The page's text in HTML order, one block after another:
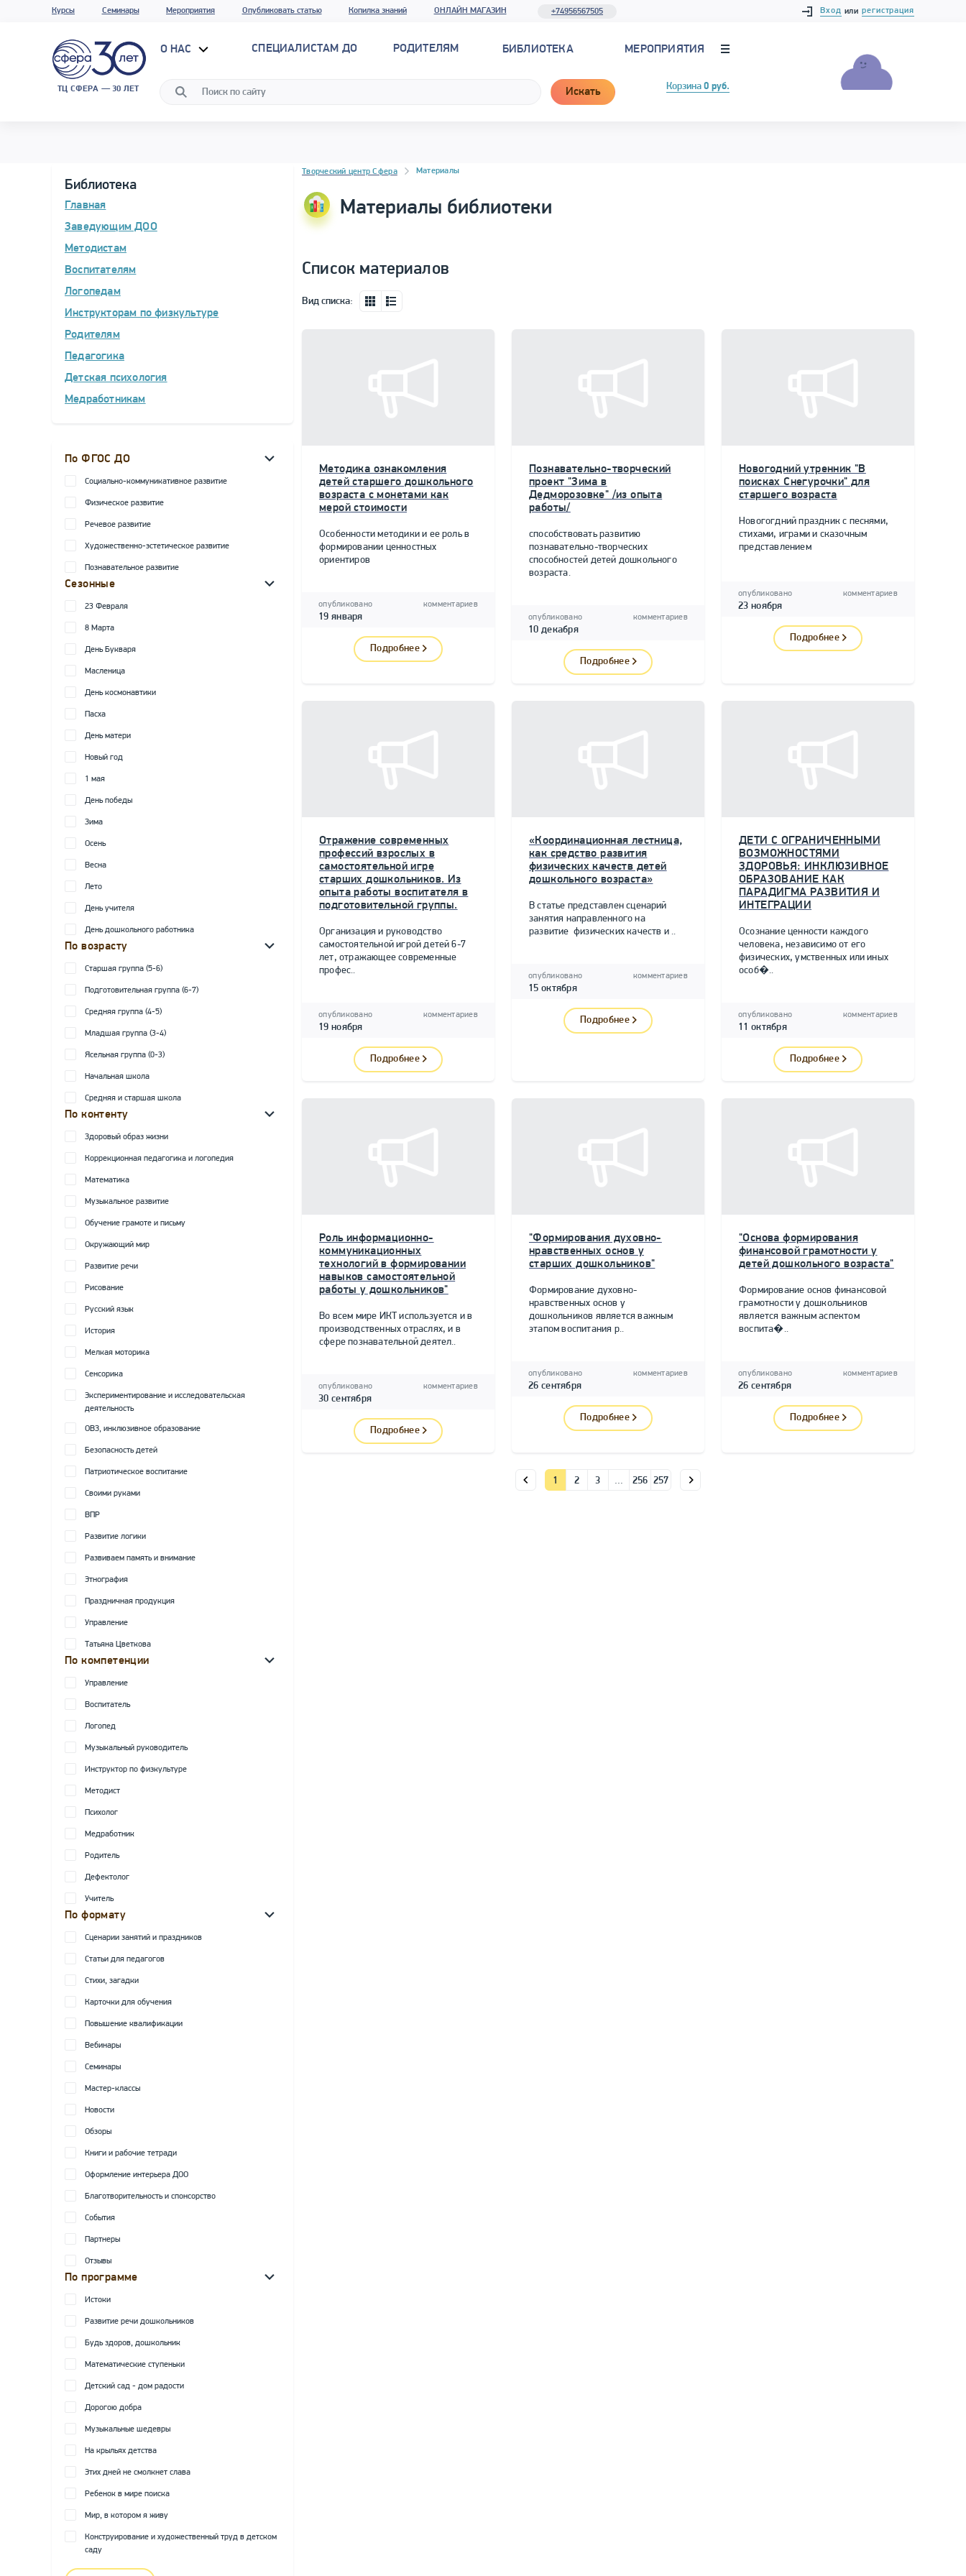
Курсы Семинары Мероприятия Опубликовать статью Копилка знаний ОНЛАЙН МАГАЗИН +74956567505 Вход или регистрация
ТЦ СФЕРА — 30 ЛЕТ
О НАС СПЕЦИАЛИСТАМ ДО РОДИТЕЛЯМ БИБЛИОТЕКА МЕРОПРИЯТИЯ
Искать Корзина 0 руб.
Библиотека
Главная
Заведующим ДОО
Методистам
Воспитателям
Логопедам
Инструкторам по физкультуре
Родителям
Педагогика
Детская психология
Медработникам
По ФГОС ДО
Социально-коммуникативное развитие
Физическое развитие
Речевое развитие
Художественно-эстетическое развитие
Познавательное развитие
Сезонные
23 Февраля
8 Марта
День Букваря
Масленица
День космонавтики
Пасха
День матери
Новый год
1 мая
День победы
Зима
Осень
Весна
Лето
День учителя
День дошкольного работника
По возрасту
Старшая группа (5-6)
Подготовительная группа (6-7)
Средняя группа (4-5)
Младшая группа (3-4)
Ясельная группа (0-3)
Начальная школа
Средняя и старшая школа
По контенту
Здоровый образ жизни
Коррекционная педагогика и логопедия
Математика
Музыкальное развитие
Обучение грамоте и письму
Окружающий мир
Развитие речи
Рисование
Русский язык
История
Мелкая моторика
Сенсорика
Экспериментирование и исследовательская
деятельность
ОВЗ, инклюзивное образование
Безопасность детей
Патриотическое воспитание
Своими руками
ВПР
Развитие логики
Развиваем память и внимание
Этнография
Праздничная продукция
Управление
Татьяна Цветкова
По компетенции
Управление
Воспитатель
Логопед
Музыкальный руководитель
Инструктор по физкультуре
Методист
Психолог
Медработник
Родитель
Дефектолог
Учитель
По формату
Сценарии занятий и праздников
Статьи для педагогов
Стихи, загадки
Карточки для обучения
Повышение квалификации
Вебинары
Семинары
Мастер-классы
Новости
Обзоры
Книги и рабочие тетради
Оформление интерьера ДОО
Благотворительность и спонсорство
События
Партнеры
Отзывы
По программе
Истоки
Развитие речи дошкольников
Будь здоров, дошкольник
Математические ступеньки
Детский сад - дом радости
Дорогою добра
Музыкальные шедевры
На крыльях детства
Этих дней не смолкнет слава
Ребенок в мире поиска
Мир, в котором я живу
Конструирование и художественный труд в детском
саду
Блок новостей
Творческий центр Сфера Материалы
Материалы библиотеки
Список материалов
Вид списка:
Методика ознакомления
детей старшего дошкольного
возраста с монетами как
мерой стоимости
Особенности методики и ее роль в
формировании ценностных
ориентиров
опубликовано
19 января
комментариев
Подробнее
Познавательно-творческий
проект "Зима в
Дедморозовке" /из опыта
работы/
способствовать развитию
познавательно-творческих
способностей детей дошкольного
возраста.
опубликовано
10 декабря
комментариев
Подробнее
Новогодний утренник "В
поисках Снегурочки" для
старшего возраста
Новогогдний праздник с песнями,
стихами, играми и сказочным
представлением
опубликовано
23 ноября
комментариев
Подробнее
Отражение современных
профессий взрослых в
самостоятельной игре
старших дошкольников. Из
опыта работы воспитателя в
подготовительной группы.
Организация и руководство
самостоятельной игрой детей 6-7
лет, отражающее современные
профес..
опубликовано
19 ноября
комментариев
Подробнее
«Координационная лестница,
как средство развития
физических качеств детей
дошкольного возраста»
В статье представлен сценарий
занятия направленного на
развитие физических качеств и ..
опубликовано
15 октября
комментариев
Подробнее
ДЕТИ С ОГРАНИЧЕННЫМИ
ВОЗМОЖНОСТЯМИ
ЗДОРОВЬЯ: ИНКЛЮЗИВНОЕ
ОБРАЗОВАНИЕ КАК
ПАРАДИГМА РАЗВИТИЯ И
ИНТЕГРАЦИИ
Осознание ценности каждого
человека, независимо от его
физических, умственных или иных
особ�..
опубликовано
11 октября
комментариев
Подробнее
Роль информационно-
коммуникационных
технологий в формировании
навыков самостоятельной
работы у дошкольников"
Во всем мире ИКТ используется и в
производственных отраслях, и в
сфере познавательной деятел..
опубликовано
30 сентября
комментариев
Подробнее
"Формирования духовно-
нравственных основ у
старших дошкольников"
Формирование духовно-
нравственных основ у
дошкольников является важным
этапом воспитания р..
опубликовано
26 сентября
комментариев
Подробнее
"Основа формирования
финансовой грамотности у
детей дошкольного возраста"
Формирование основ финансовой
грамотности у дошкольников
является важным аспектом
воспита�..
опубликовано
26 сентября
комментариев
Подробнее
1 2 3 … 256 257